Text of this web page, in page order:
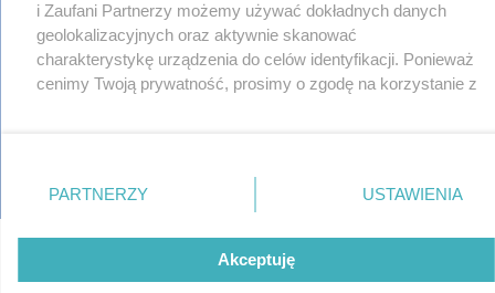
regulamin
reklama
redakcja
pliki cookies
oferty pracy
© copyright 2000-2026 Ino-online Media
i Zaufani Partnerzy możemy używać dokładnych danych
geolokalizacyjnych oraz aktywnie skanować
charakterystykę urządzenia do celów identyfikacji. Ponieważ
cenimy Twoją prywatność, prosimy o zgodę na korzystanie z
. Niektóre rodzaje przetwarzania
danych nie wymagają zgody użytkownika, ale masz prawo
miały zastosowania tylko na tej witrynie.
PARTNERZY USTAWIENIA
Akceptuję